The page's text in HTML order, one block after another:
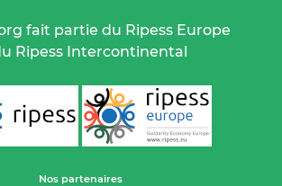
fait partie du Ripess Europe
Ripess Intercontinental
Nos partenaires